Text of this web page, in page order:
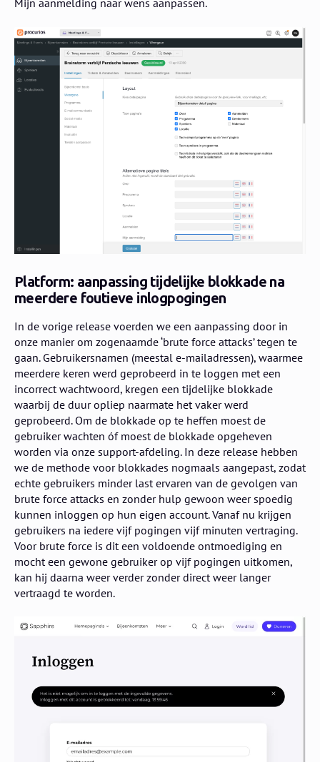
Mijn aanmelding naar wens aanpassen.
Platform: aanpassing tijdelijke blokkade na
meerdere foutieve inlogpogingen
In de vorige release voerden we een aanpassing door in
onze manier om zogenaamde ‘brute force attacks’ tegen te
gaan. Gebruikersnamen (meestal e-mailadressen), waarmee
meerdere keren werd geprobeerd in te loggen met een
incorrect wachtwoord, kregen een tijdelijke blokkade
waarbij de duur opliep naarmate het vaker werd
geprobeerd. Om de blokkade op te heffen moest de
gebruiker wachten óf moest de blokkade opgeheven
worden via onze support-afdeling. In deze release hebben
we de methode voor blokkades nogmaals aangepast, zodat
echte gebruikers minder last ervaren van de gevolgen van
brute force attacks en zonder hulp gewoon weer spoedig
kunnen inloggen op hun eigen account. Vanaf nu krijgen
gebruikers na iedere vijf pogingen vijf minuten vertraging.
Voor brute force is dit een voldoende ontmoediging en
mocht een gewone gebruiker op vijf pogingen uitkomen,
kan hij daarna weer verder zonder direct weer langer
vertraagd te worden.